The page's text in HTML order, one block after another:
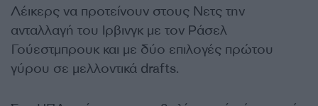
Λέικερς να προτείνουν στους Νετς την
ανταλλαγή του Ιρβινγκ με τον Ράσελ
Γούεστμπρουκ και με δύο επιλογές πρώτου
γύρου σε μελλοντικά drafts.